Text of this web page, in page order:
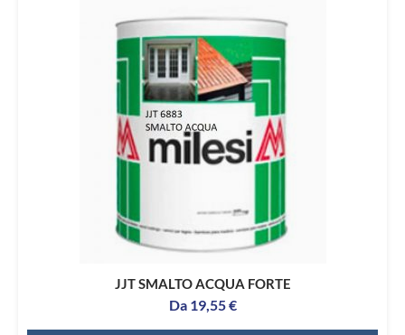
JJT SMALTO ACQUA FORTE
Da 19,55€